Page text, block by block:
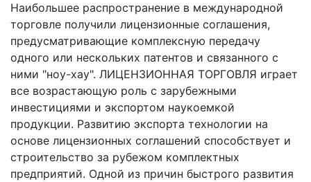
Наибольшее распространение в международной
торговле получили лицензионные соглашения,
предусматривающие комплексную передачу
одного или нескольких патентов и связанного с
ними "ноу-хау". ЛИЦЕНЗИОННАЯ ТОРГОВЛЯ играет
все возрастающую роль с зарубежными
инвестициями и экспортом наукоемкой
продукции. Развитию экспорта технологии на
основе лицензионных соглашений способствует и
строительство за рубежом комплектных
предприятий. Одной из причин быстрого развития